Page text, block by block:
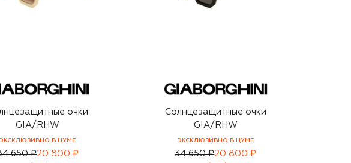
очки
GIA/RHW
ЭКСКЛЮЗИВНО В ЦУМЕ
650 ₽20 800 ₽
Солнцезащитные очки
GIA/RHW
ЭКСКЛЮЗИВНО В ЦУМЕ
34 650 ₽20 800 ₽